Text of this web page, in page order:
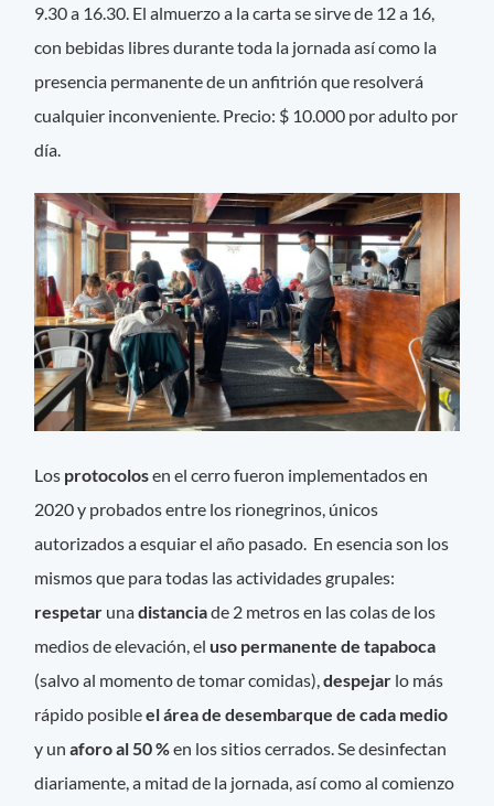
9.30 a 16.30. El almuerzo a la carta se sirve de 12 a 16,
con bebidas libres durante toda la jornada así como la
presencia permanente de un anfitrión que resolverá
cualquier inconveniente. Precio: $ 10.000 por adulto por
día.
Los protocolosen el cerro fueron implementados en
2020 y probados entre los rionegrinos, únicos
autorizados a esquiar el año pasado. En esencia son los
mismos que para todas las actividades grupales:
respetar unadistanciade 2 metros en las colas de los
medios de elevación, el uso permanente de tapaboca
(salvo al momento de tomar comidas),despejar lo más
rápido posibleel área de desembarque de cada medio
y unaforo al 50 %en los sitios cerrados. Se desinfectan
diariamente, a mitad de la jornada, así como al comienzo